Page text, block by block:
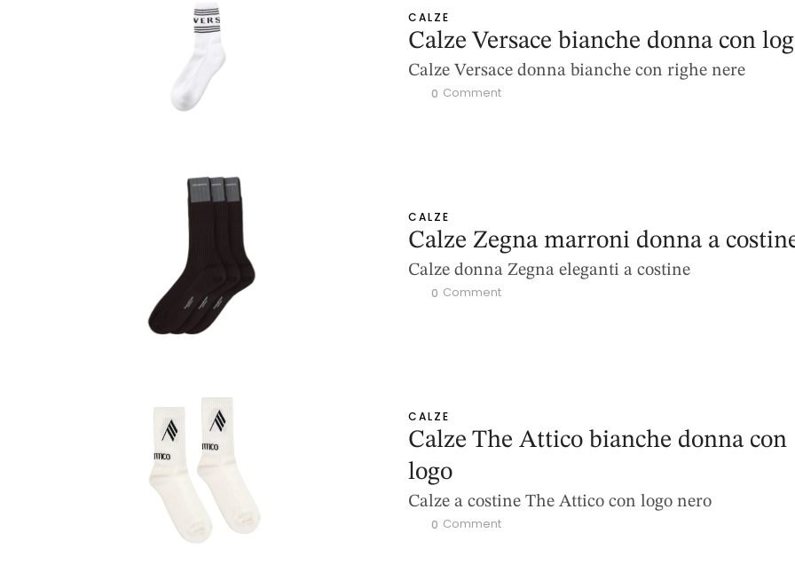
CALZE
Calze Versace bianche donna con
Calze Versace donna bianche con righe nere
0 Comment
CALZE
Calze Zegna marroni donna a
Calze donna Zegna eleganti a costine
0 Comment
CALZE
Calze The Attico bianche donna con
logo
Calze a costine The Attico con logo nero
0 Comment